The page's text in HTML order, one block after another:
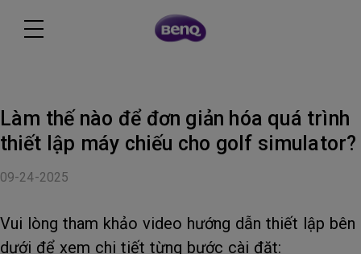
Làm thế nào để đơn giản hóa quá trình
thiết lập máy chiếu cho golf simulator?
09-24-2025
Vui lòng tham khảo video hướng dẫn thiết lập bên
dưới để xem chi tiết từng bước cài đặt: